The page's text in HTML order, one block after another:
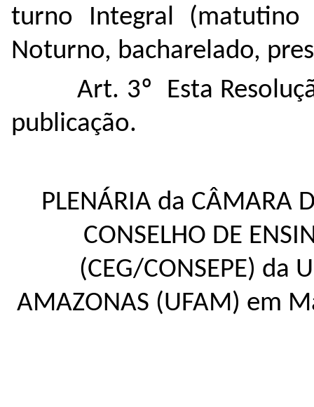
turno Integral
Noturno, bacharelado,
Art. 3º Esta
publicação.
PLENÁRIA da CÂMARA
CONSELHO DE
(CEG/CONSEPE) da
AMAZONAS (UFAM) em